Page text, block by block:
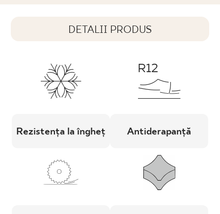
DETALII PRODUS
Rezistența la îngheț Antiderapanță